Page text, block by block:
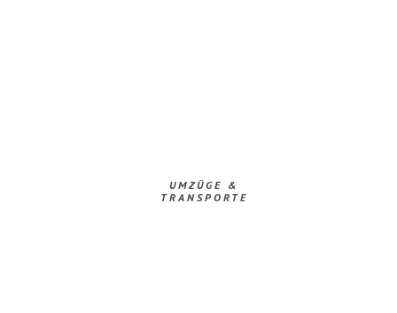
UMZÜGE &
TRANSPORTE